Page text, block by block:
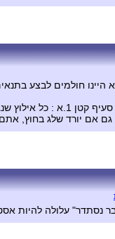
היינו חולמים לבצע
*פעם אחת בלבד*, בכל תירוץ שהוא.
גם אם יורד שלג בחוץ,
נסתדר" עלולה להיות